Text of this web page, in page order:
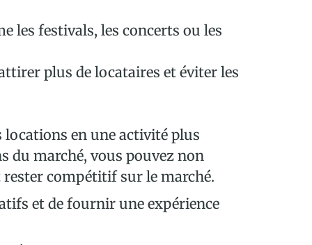
les festivals, les concerts ou les
plus de locataires et éviter les
en une activité plus
du marché, vous pouvez non
compétitif sur le marché.
et de fournir une expérience